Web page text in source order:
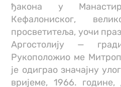
ђакона у
Кефалониског,
просветитеља, уочи
Аргостолију —
Рукоположио ме
је одиграо значајну
вријеме, 1966.